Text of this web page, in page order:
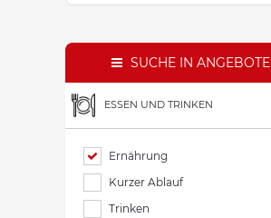
SUCHE IN ANGEBOTE
ESSEN UND TRINKEN
Ernährung
Kurzer Ablauf
Trinken